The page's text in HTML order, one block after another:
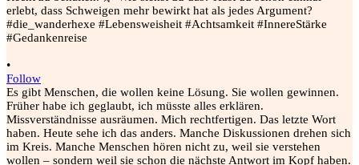
•
Follow
Es gibt Menschen, die wollen keine Lösung. Sie wollen gewinnen.
Früher habe ich geglaubt, ich müsste alles erklären.
Missverständnisse ausräumen. Mich rechtfertigen. Das letzte Wort
haben. Heute sehe ich das anders. Manche Diskussionen drehen sich
im Kreis. Manche Menschen hören nicht zu, weil sie verstehen
wollen – sondern weil sie schon die nächste Antwort im Kopf haben.